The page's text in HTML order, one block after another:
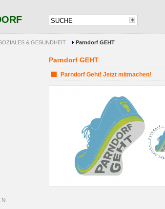
& GESUNDHEIT Parndorf GEHT
Parndorf GEHT
Parndorf Geht! Jetzt mitmachen!